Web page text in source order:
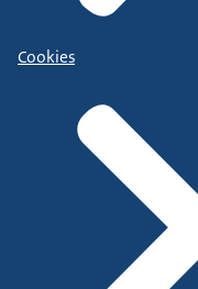
Cookies